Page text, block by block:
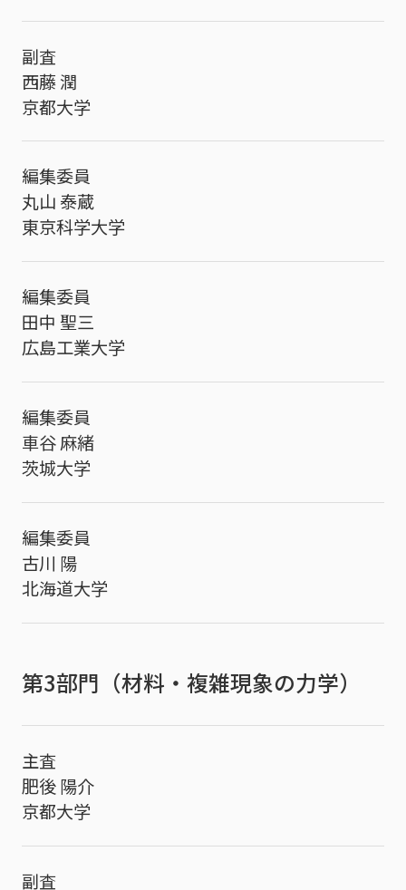
副査
西藤 潤
京都大学
編集委員
丸山 泰蔵
東京科学大学
編集委員
田中 聖三
広島工業大学
編集委員
車谷 麻緒
茨城大学
編集委員
古川 陽
北海道大学
第3部門（材料・複雑現象の力学）
主査
肥後 陽介
京都大学
副査